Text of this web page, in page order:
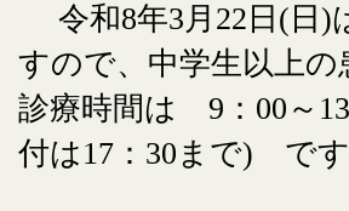
令和8年3月22日(日)
すので、中学生以上
診療時間は 9：00～
付は17：30まで) です